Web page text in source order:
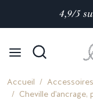
4,9/5
Accueil Accessoires
Cheville d'ancrage,